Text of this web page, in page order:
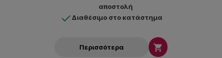
αποστολή
Διαθέσιμο στο κατάστημα
Περισσότερα 